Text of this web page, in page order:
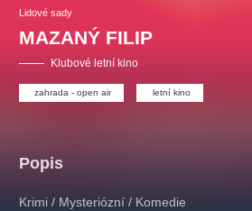
Lidové sady
MAZANÝ FILIP
Klubové letní kino
zahrada - open air letní kino
Popis
Krimi / Mysteriózní / Komedie
doporučujeme